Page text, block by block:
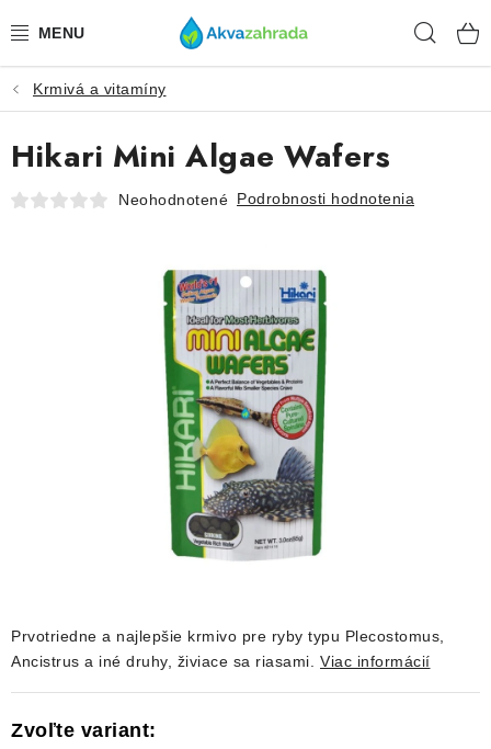
na
TECHNIKA
HNOJIVÁ
VODA
KRMIVÁ A VITAMÍNY
VÝPREDAJ
O nás Doprava a platba
Krmivá a vitamíny
Prvotriedne a najlepšie krmivo pre ryby typu Plecostomus,
Ancistrus a iné druhy, živiace sa riasami.
Viac informácií
Hikari Mini Algae Wafers
Neohodnotené Podrobnosti hodnotenia